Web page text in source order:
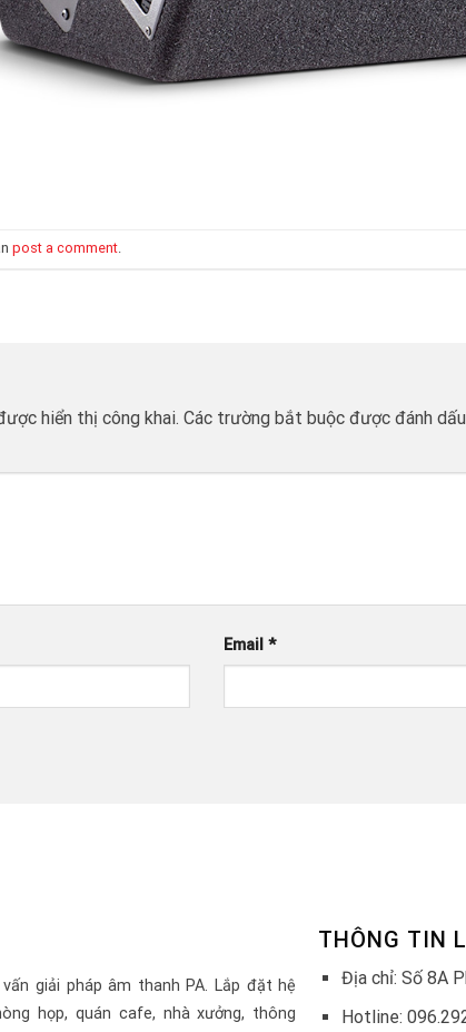
post a comment.
hiển thị công khai. Các trường bắt buộc được đánh dấu
Email*
giải pháp âm thanh PA. Lắp đặt hệ
họp, quán cafe, nhà xưởng, thông
THÔNG TIN
Địa chỉ: Số 8A
Hotline: